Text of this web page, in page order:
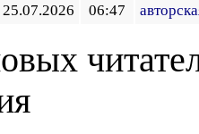
25.07.2026 06:47